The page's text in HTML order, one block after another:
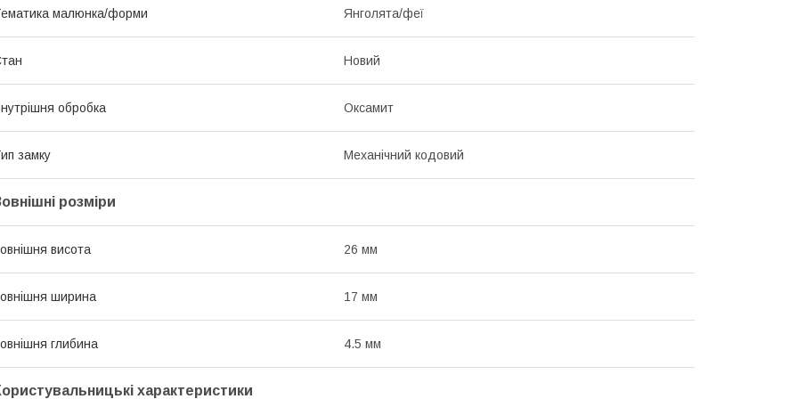
малюнка/форми Янголята/феї
Новий
обробка Оксамит
замку Механічний кодовий
розміри
висота 26 мм
ширина 17 мм
глибина 4.5 мм
характеристики